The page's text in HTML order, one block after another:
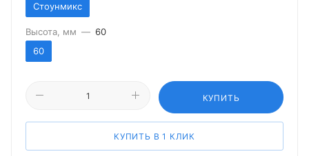
Стоунмикс
Высота, мм — 60
60
КУПИТЬ
КУПИТЬ В 1 КЛИК